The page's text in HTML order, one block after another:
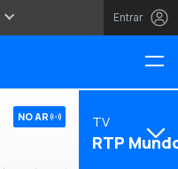
Entrar
NO AR TV
RTP